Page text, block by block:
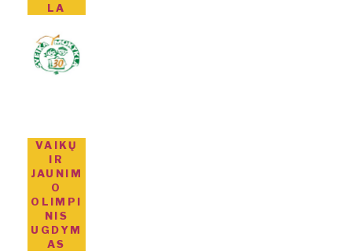
LA
VAIKŲ
IR
JAUNIM
O
OLIMPI
NIS
UGDYM
AS